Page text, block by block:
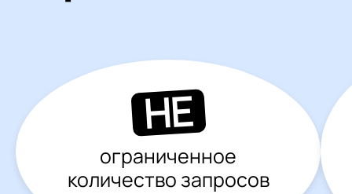
НЕ
ограниченное
количество запросов